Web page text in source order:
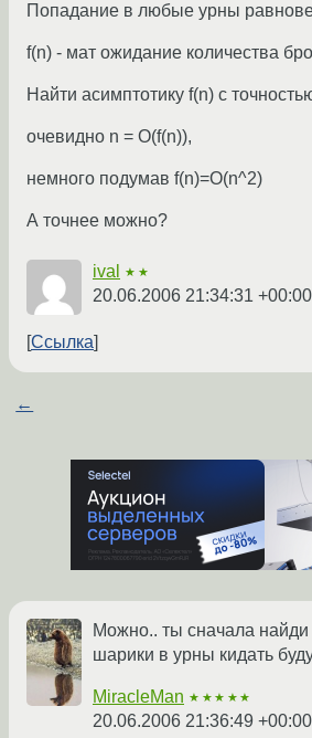
Попадание в любые урны
f(n) - мат ожидание количества
Найти асимптотику f(n) с
очевидно n = O(f(n)),
немного подумав f(n)=O(n^2)
А точнее можно?
ival ★★
20.06.2006 21:34:31 +00:00
Ссылка
←
Можно.. ты сначала найди
шарики в урны кидать
MiracleMan ★★★★★
20.06.2006 21:36:49 +00:00